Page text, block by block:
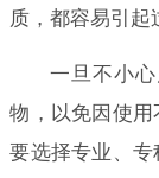
质，都容易引起
一旦不小
物，以免因使
要选择专业、